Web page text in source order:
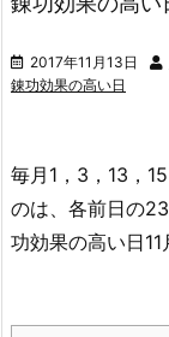
2017年11月13日
錬功効果の高い日
毎月1，3，13，
のは、各前日の
功効果の高い日